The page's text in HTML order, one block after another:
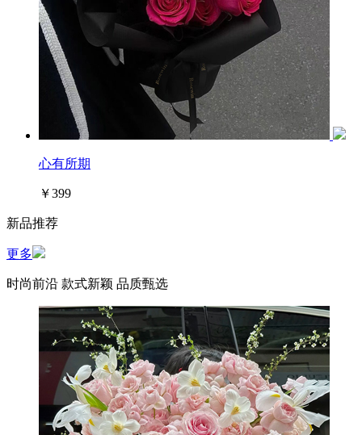
心有所期
￥399
新品推荐
更多
时尚前沿 款式新颖 品质甄选